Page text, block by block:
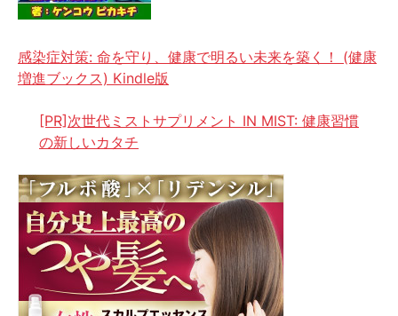
感染症対策: 命を守り、健康で明るい未来を築く！ (健康
増進ブックス) Kindle版
[PR]次世代ミストサプリメント IN MIST: 健康習慣
の新しいカタチ